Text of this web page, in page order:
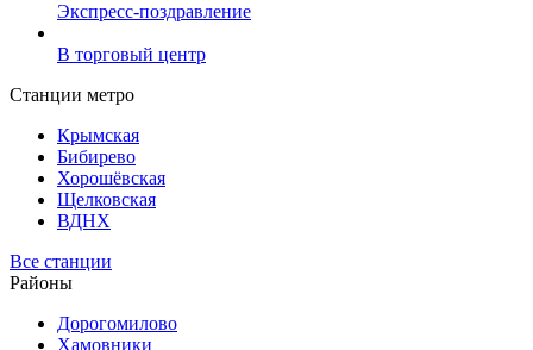
Экспресс-поздравление
В торговый центр
Станции метро
Крымская
Бибирево
Хорошёвская
Щелковская
ВДНХ
Все станции
Районы
Дорогомилово
Хамовники